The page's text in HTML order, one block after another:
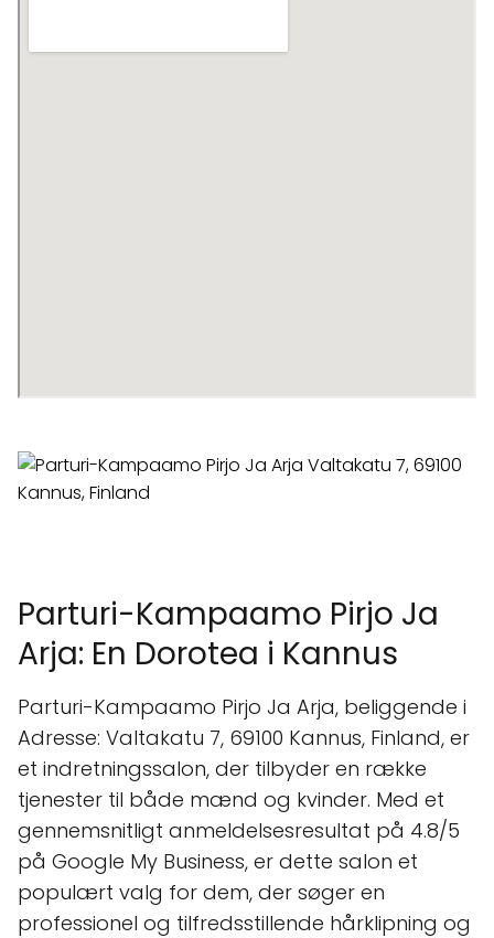
Parturi-Kampaamo Pirjo Ja
Arja: En Dorotea i Kannus
Parturi-Kampaamo Pirjo Ja Arja, beliggende i
Adresse: Valtakatu 7, 69100 Kannus, Finland, er
et indretningssalon, der tilbyder en række
tjenester til både mænd og kvinder. Med et
gennemsnitligt anmeldelsesresultat på 4.8/5
på Google My Business, er dette salon et
populært valg for dem, der søger en
professionel og tilfredsstillende hårklipning og